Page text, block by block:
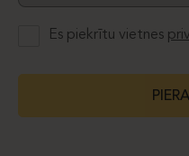
Es piekrītu vietnes